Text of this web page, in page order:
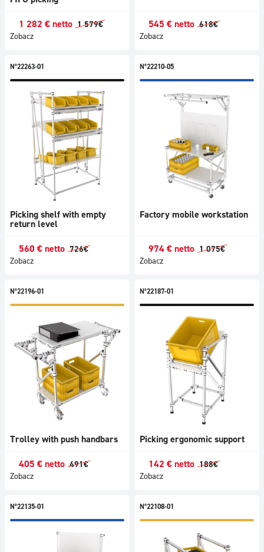
1 282 € netto 1 579€
Zobacz
545 € netto 618€
Zobacz
N°22263-01
Picking shelf with empty
return level
560 € netto 726€
Zobacz
N°22210-05
Factory mobile workstation
974 € netto 1 075€
Zobacz
N°22196-01
Trolley with push handbars
405 € netto 491€
Zobacz
N°22187-01
Picking ergonomic support
142 € netto 188€
Zobacz
N°22135-01 N°22108-01